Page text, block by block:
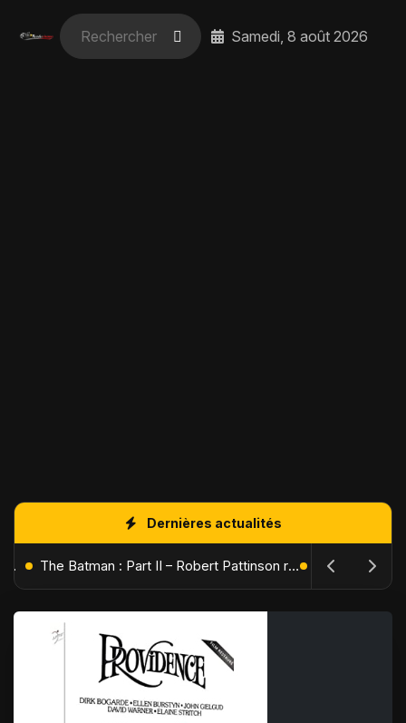
Samedi, 8 août 2026
Dernières actualités
L'Âge de Glace : Le Réveil du Volcan – Manny, Sid et Diego de retour pour une aventure explosive The Batman : Part II – Robert Pattinson replonge dans les ténèbres de Gotham dès octobre 2027